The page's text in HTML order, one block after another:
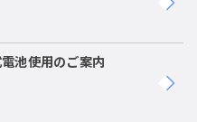
池使用のご案内